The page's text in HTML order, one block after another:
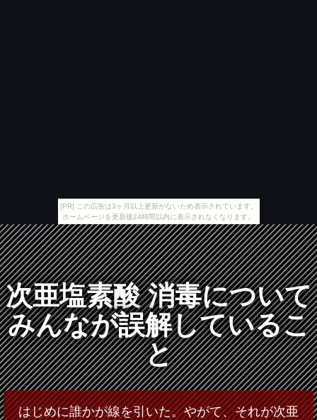
[PR] この広告は3ヶ月以上更新がないため表示されています。
ホームページを更新後24時間以内に表示されなくなります。
次亜塩素酸 消毒について
みんなが誤解しているこ
と
はじめに誰かが線を引いた。やがて、それが次亜